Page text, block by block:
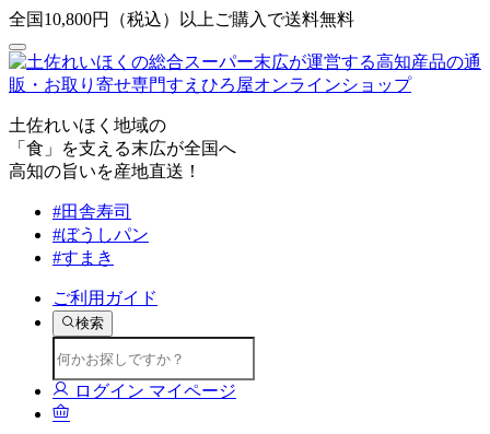
全国10,800円（税込）以上ご購入で送料無料
土佐れいほく地域の
「食」を支える末広が全国へ
高知の旨いを産地直送！
#田舎寿司
#ぼうしパン
#すまき
ご利用ガイド
検索
ログイン マイページ